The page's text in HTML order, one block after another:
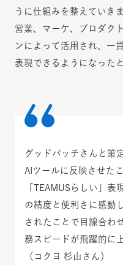
うに仕組みを整えていき
営業、マーケ、プロダク
ンによって活用され、一
表現できるようになった
グッドパッチさんと策
AIツールに反映させた
「TEAMUSらしい」表
の精度と便利さに感動
されたことで目線合わ
務スピードが飛躍的に
（コクヨ 杉山さん）